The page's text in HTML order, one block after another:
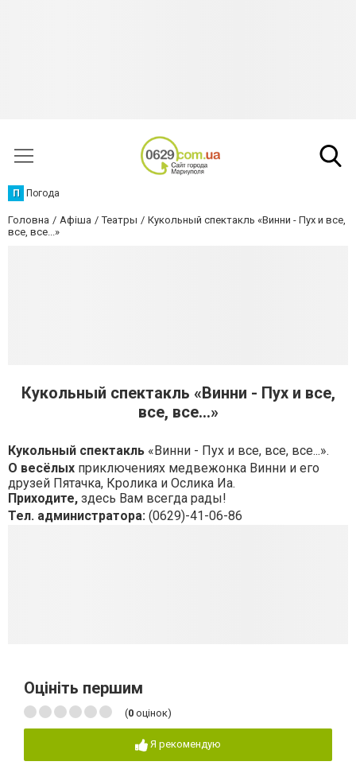
П Погода
Головна Афіша Театры
Кукольный спектакль «Винни - Пух и все,
все, все...»
Кукольный спектакль «Винни - Пух и все,
все, все...»
Кукольный спектакль «Винни - Пух и все, все, все...».
О весёлых приключениях медвежонка Винни и его
друзей Пятачка, Кролика и Ослика Иа.
Приходите, здесь Вам всегда рады!
Тел. администратора: (0629)-41-06-86
Оцініть першим
(0 оцінок)
Я рекомендую